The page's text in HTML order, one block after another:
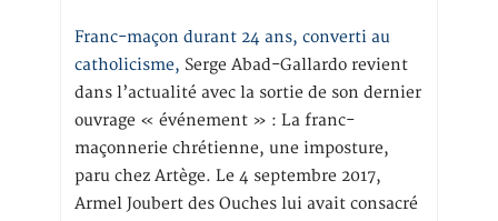
Franc-maçon durant 24 ans, converti au
catholicisme, Serge Abad-Gallardo revient
dans l’actualité avec la sortie de son dernier
ouvrage « événement » : La franc-
maçonnerie chrétienne, une imposture,
paru chez Artège. Le 4 septembre 2017,
Armel Joubert des Ouches lui avait consacré